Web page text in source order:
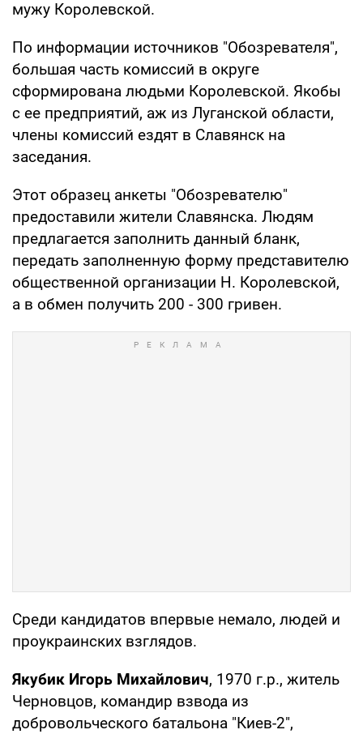
мужу Королевской.
По информации источников "Обозревателя",
большая часть комиссий в округе
сформирована людьми Королевской. Якобы
с ее предприятий, аж из Луганской области,
члены комиссий ездят в Славянск на
заседания.
Этот образец анкеты "Обозревателю"
предоставили жители Славянска. Людям
предлагается заполнить данный бланк,
передать заполненную форму представителю
общественной организации Н. Королевской,
а в обмен получить 200 - 300 гривен.
Среди кандидатов впервые немало, людей и
проукраинских взглядов.
Якубик Игорь Михайлович, 1970 г.р., житель
Черновцов, командир взвода из
добровольческого батальона "Киев-2",